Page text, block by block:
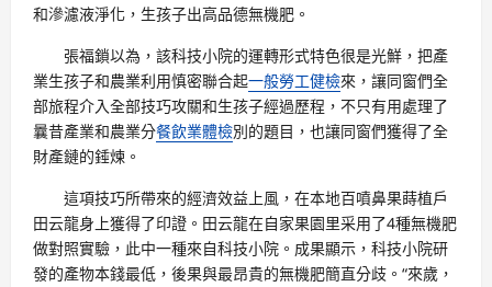
和滲濾液淨化，生孩子出高品德無機肥。
張福鎖以為，該科技小院的運轉形式特色很是光鮮，把產
業生孩子和農業利用慎密聯合起一般勞工健檢來，讓同窗們全
部旅程介入全部技巧攻關和生孩子經過歷程，不只有用處理了
曩昔產業和農業分餐飲業體檢別的題目，也讓同窗們獲得了全
財產鏈的錘煉。
這項技巧所帶來的經濟效益上風，在本地百噴鼻果蒔植戶
田云龍身上獲得了印證。田云龍在自家果園里采用了4種無機肥
做對照實驗，此中一種來自科技小院。成果顯示，科技小院研
發的產物本錢最低，後果與最昂貴的無機肥簡直分歧。“來歲，